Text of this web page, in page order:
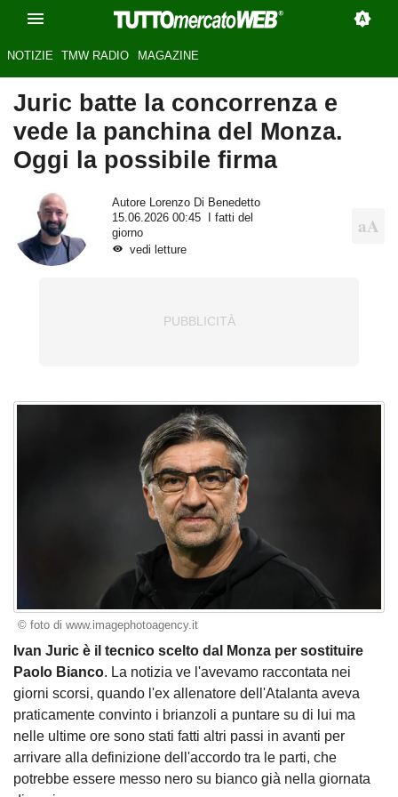
NOTIZIE TMW RADIO MAGAZINE
Juric batte la concorrenza e
vede la panchina del Monza.
Oggi la possibile firma
Autore Lorenzo Di Benedetto
15.06.2026 00:45
I fatti del
giorno
vedi letture
© foto di www.imagephotoagency.it
Ivan Juric è il tecnico scelto dal Monza per sostituire
Paolo Bianco. La notizia ve l'avevamo raccontata nei
giorni scorsi, quando l'ex allenatore dell'Atalanta aveva
praticamente convinto i brianzoli a puntare su di lui ma
nelle ultime ore sono stati fatti altri passi in avanti per
arrivare alla definizione dell'accordo tra le parti, che
potrebbe essere messo nero su bianco già nella giornata